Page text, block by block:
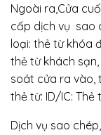
Ngoài ra,Cửa
cấp dịch vụ sao
loại: thẻ từ khóa
thẻ từ khách
soát cửa ra vào,
thẻ từ: ID/IC: Thẻ
Dịch vụ sao